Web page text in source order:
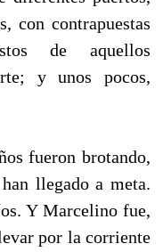
con contrapuestas
de aquellos
y unos pocos,
fueron brotando,
llegado a meta.
Y Marcelino fue,
por la corriente